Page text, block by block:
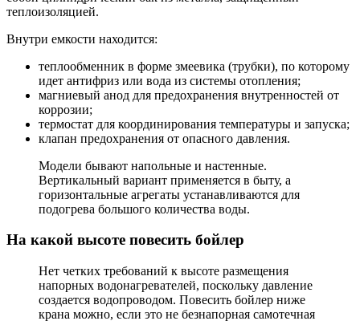
теплоизоляцией.
Внутри емкости находится:
теплообменник в форме змеевика (трубки), по которому
идет антифриз или вода из системы отопления;
магниевый анод для предохранения внутренностей от
коррозии;
термостат для координирования температуры и запуска;
клапан предохранения от опасного давления.
Модели бывают напольные и настенные.
Вертикальный вариант применяется в быту, а
горизонтальные агрегаты устанавливаются для
подогрева большого количества воды.
На какой высоте повесить бойлер
Нет четких требований к высоте размещения
напорных водонагревателей, поскольку давление
создается водопроводом. Повесить бойлер ниже
крана можно, если это не безнапорная самотечная